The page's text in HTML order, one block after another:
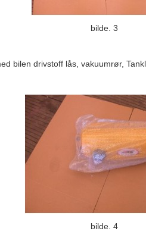
bilde. 3
bilen drivstoff lås, vakuumrør,
bilde. 4